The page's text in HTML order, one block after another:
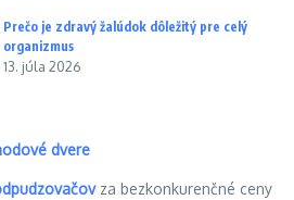
Prečo je zdravý žalúdok dôležitý pre celý
organizmus
13. júla 2026
dvere
za bezkonkurenčné ceny